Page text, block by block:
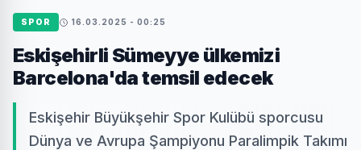
SPOR 16.03.2025 - 00:25
Eskişehirli Sümeyye ülkemizi
Barcelona'da temsil edecek
Eskişehir Büyükşehir Spor Kulübü sporcusu
Dünya ve Avrupa Şampiyonu Paralimpik Takımı